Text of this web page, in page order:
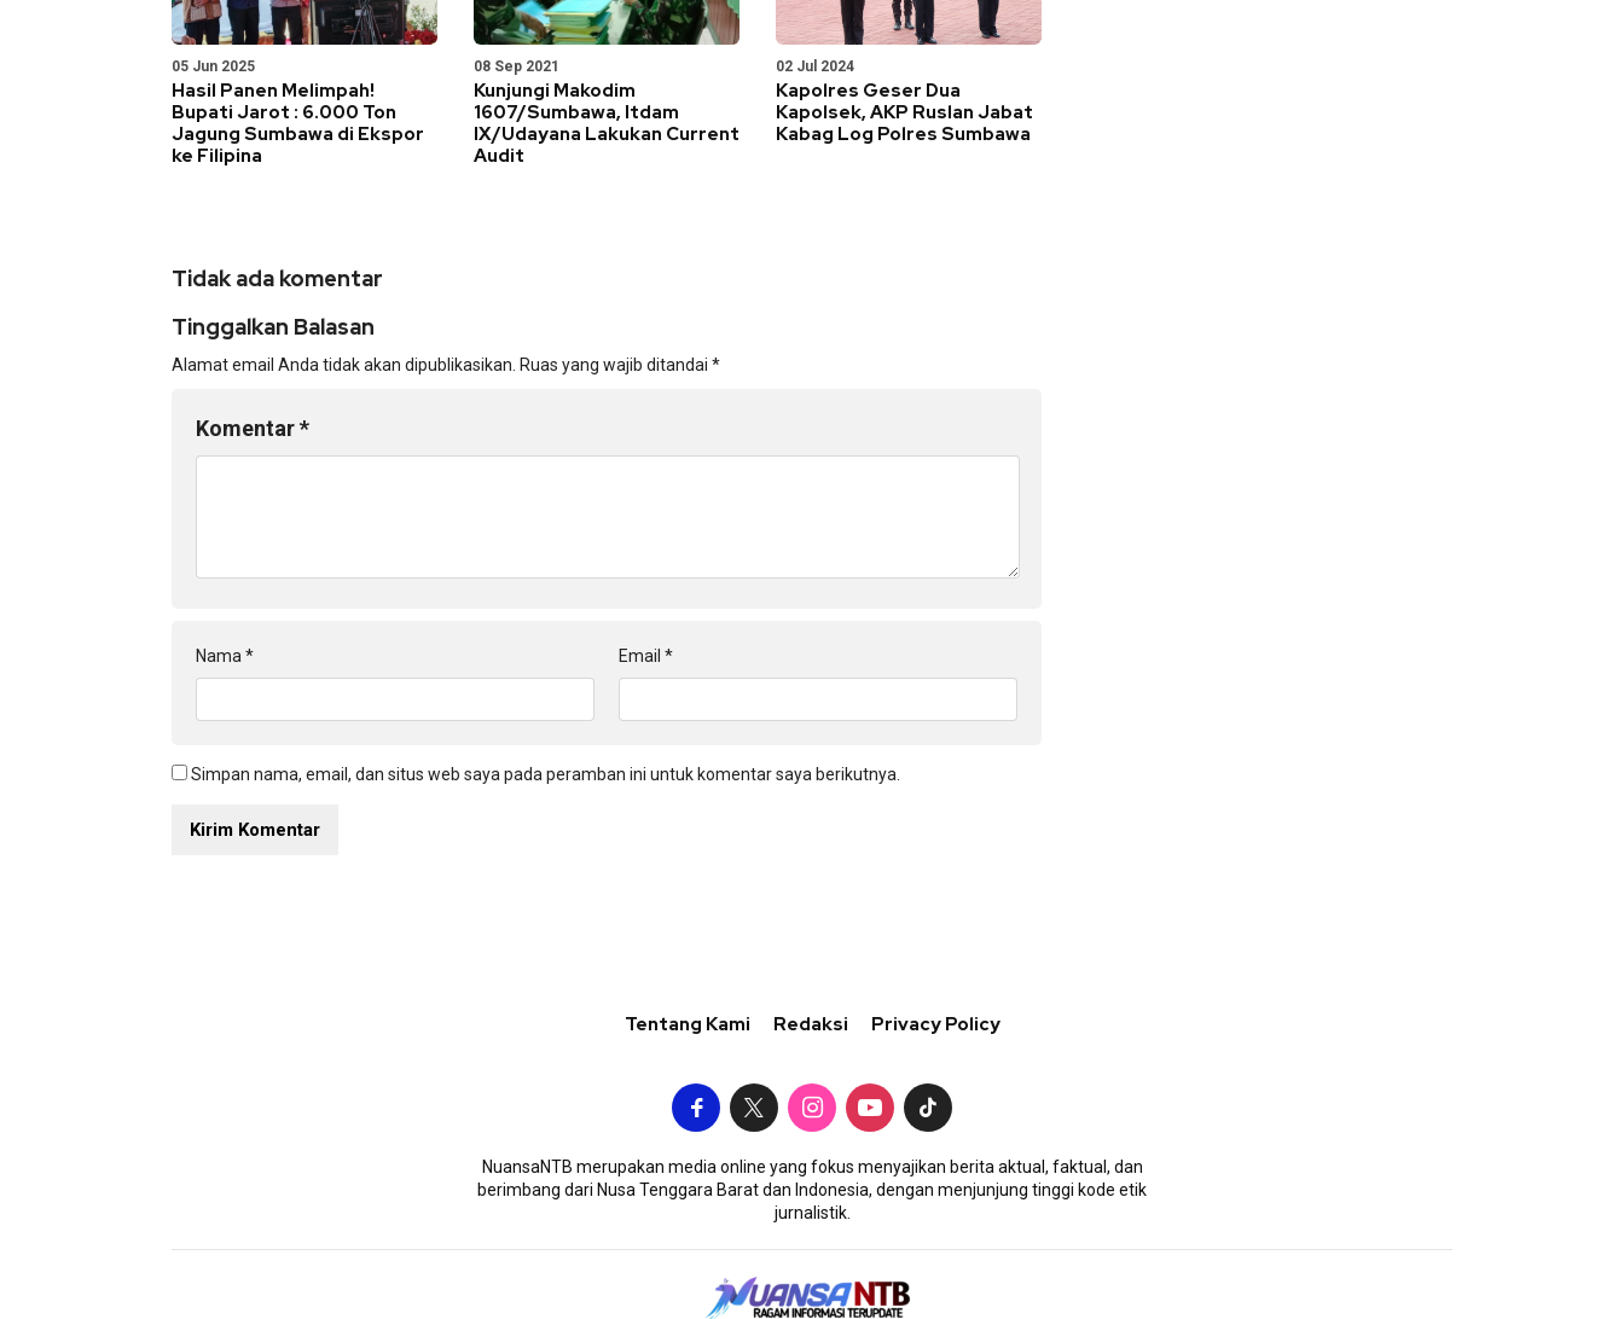
05 Jun 2025
Hasil Panen Melimpah!
Bupati Jarot : 6.000 Ton
Jagung Sumbawa di Ekspor
ke Filipina
08 Sep 2021
Kunjungi Makodim
1607/Sumbawa, Itdam
IX/Udayana Lakukan Current
Audit
02 Jul 2024
Kapolres Geser Dua
Kapolsek, AKP Ruslan Jabat
Kabag Log Polres Sumbawa
Tidak ada komentar
Tinggalkan Balasan
Alamat email Anda tidak akan dipublikasikan. Ruas yang wajib ditandai *
Komentar*
Nama * Email *
Simpan nama, email, dan situs web saya pada peramban ini untuk komentar saya berikutnya.
Tentang Kami Redaksi Privacy Policy
NuansaNTB merupakan media online yang fokus menyajikan berita aktual, faktual, dan
berimbang dari Nusa Tenggara Barat dan Indonesia, dengan menjunjung tinggi kode etik
jurnalistik.